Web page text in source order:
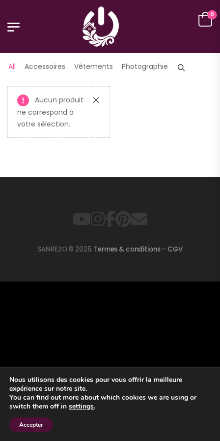
0
All Accessoires Vêtements Photographie
Aucun produit
ne correspond à
votre sélection.
SANREZO © 2025. Termes & conditions– CGV
Nous utilisons des cookies pour vous offrir la meilleure
expérience sur notre site.
You can find out more about which cookies we are using or
switch them off in settings.
Accepter